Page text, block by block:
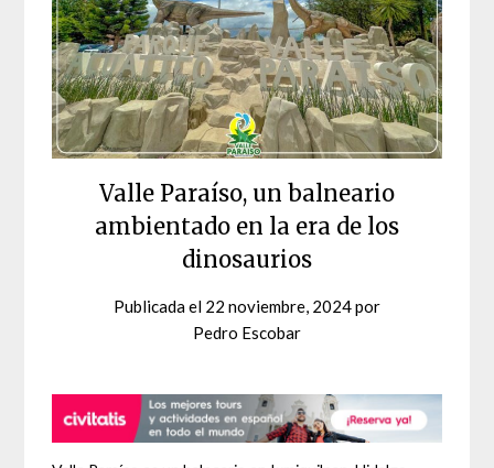
Valle Paraíso, un balneario
ambientado en la era de los
dinosaurios
Publicada el 22 noviembre, 2024por
Pedro Escobar